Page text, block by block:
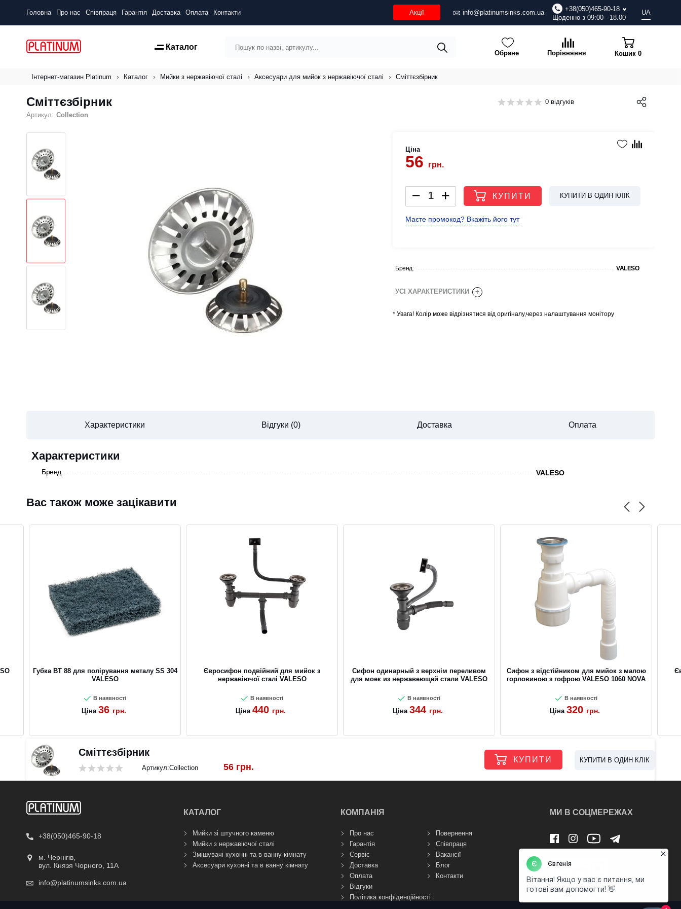
Головна Про нас Співпраця Гарантія Доставка Оплата Контакти Акції info@platinumsinks.com.ua
+38(050)465-90-18
Щоденно з 09:00 - 18.00
UA
Каталог
Обране Порівняння Кошик 0
Інтернет-магазин Platinum Каталог Мийки з нержавіючої сталі Аксесуари для мийок з нержавіючої сталі Сміттєзбірник
Сміттєзбірник
Артикул: Collection
0 відгуків
Ціна
56 грн.
КУПИТИ КУПИТИ В ОДИН КЛІК
Маєте промокод? Вкажіть його тут
Бренд: VALESO
УСІ ХАРАКТЕРИСТИКИ +
*Увага! Колір може відрізнятися від оригіналу,через налаштування монітору
Характеристики Відгуки (0) Доставка Оплата
Характеристики
Бренд: VALESO
Вас також може зацікавити
Губка BT 88 для полірування металу SS 304
VALESO
В наявності
Ціна 36 грн.
Євросифон подвійний для мийок з
нержавіючої сталі VALESO
В наявності
Ціна 440 грн.
Сифон одинарный з верхнім переливом
для моек из нержавеющей стали VALESO
В наявності
Ціна 344 грн.
Сифон з відстійником для мийок з малою
горловиною з гофрою VALESO 1060 NOVA
В наявності
Ціна 320 грн.
Сміттєзбірник
Артикул:Collection 56 грн.
КУПИТИ КУПИТИ В ОДИН КЛІК
+38(050)465-90-18
м. Чернігів,
вул. Князя Чорного, 11А
info@platinumsinks.com.ua
КАТАЛОГ
Мийки зі штучного каменю
Мийки з нержавіючої сталі
Змішувачі кухонні та в ванну кімнату
Аксесуари кухонні та в ванну кімнату
КОМПАНІЯ
Про нас
Гарантія
Сервіс
Доставка
Оплата
Повернення
Співпраця
Вакансії
Блог
Контакти
Відгуки
Політика конфіденційності
МИ В СОЦМЕРЕЖАХ